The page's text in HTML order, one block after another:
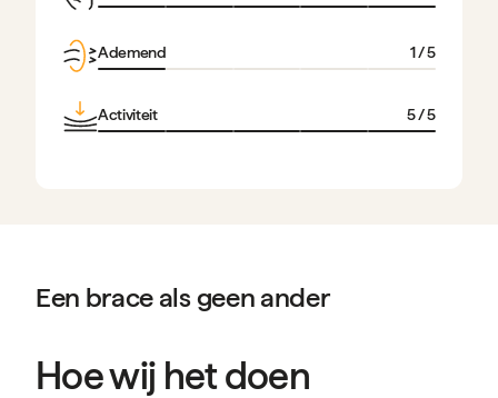
Ademend 1/ 5
Activiteit 5/ 5
Een brace als geen ander
Hoe wij het doen